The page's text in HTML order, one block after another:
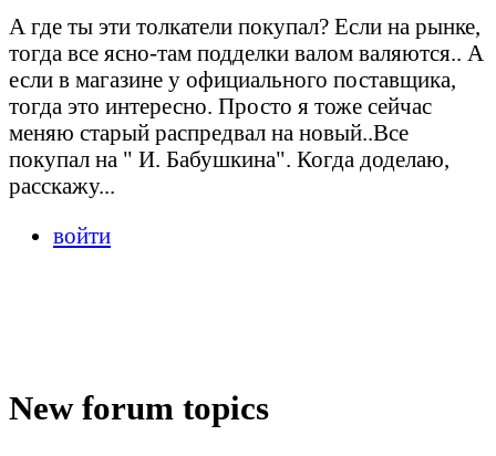
А где ты эти толкатели покупал? Если на рынке,
тогда все ясно-там подделки валом валяются.. А
если в магазине у официального поставщика,
тогда это интересно. Просто я тоже сейчас
меняю старый распредвал на новый..Все
покупал на " И. Бабушкина". Когда доделаю,
расскажу...
войти
New forum topics